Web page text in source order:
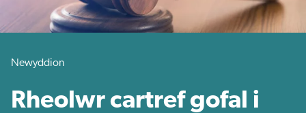
Newyddion
Rheolwr cartref gofal i